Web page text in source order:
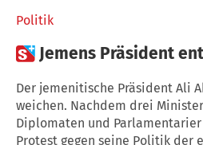
Politik
 Jemens Präsident
Der jemenitische Präsident Ali
weichen. Nachdem drei
Diplomaten und
Protest gegen seine Politik der